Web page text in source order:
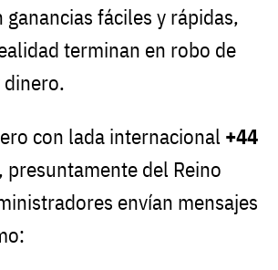
fáciles y rápidas,
terminan en robo de
con lada internacional +44
, presuntamente del Reino
envían mensajes